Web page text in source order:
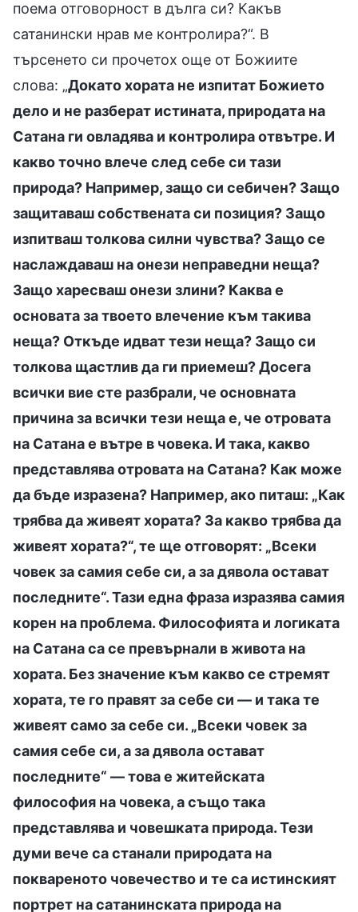
поема отговорност в дълга си? Какъв
сатанински нрав ме контролира?“. В
търсенето си прочетох още от Божиите
слова: „Докато хората не изпитат Божието
дело и не разберат истината, природата на
Сатана ги овладява и контролира отвътре. И
какво точно влече след себе си тази
природа? Например, защо си себичен? Защо
защитаваш собствената си позиция? Защо
изпитваш толкова силни чувства? Защо се
наслаждаваш на онези неправедни неща?
Защо харесваш онези злини? Каква е
основата за твоето влечение към такива
неща? Откъде идват тези неща? Защо си
толкова щастлив да ги приемеш? Досега
всички вие сте разбрали, че основната
причина за всички тези неща е, че отровата
на Сатана е вътре в човека. И така, какво
представлява отровата на Сатана? Как може
да бъде изразена? Например, ако питаш: „Как
трябва да живеят хората? За какво трябва да
живеят хората?“, те ще отговорят: „Всеки
човек за самия себе си, а за дявола остават
последните“. Тази една фраза изразява самия
корен на проблема. Философията и логиката
на Сатана са се превърнали в живота на
хората. Без значение към какво се стремят
хората, те го правят за себе си — и така те
живеят само за себе си. „Всеки човек за
самия себе си, а за дявола остават
последните“ — това е житейската
философия на човека, а също така
представлява и човешката природа. Тези
думи вече са станали природата на
поквареното човечество и те са истинският
портрет на сатанинската природа на